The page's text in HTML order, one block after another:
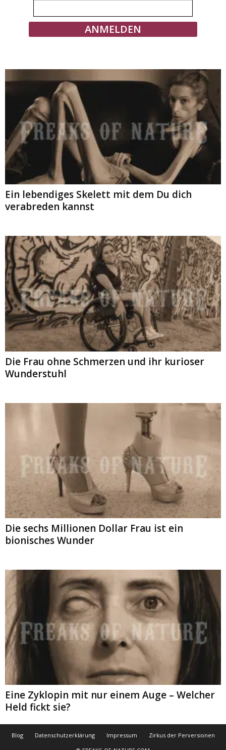
Ein lebendiges Skelett mit dem Du dich
verabreden kannst
Die Frau ohne Schmerzen und ihr kurioser
Wunderstuhl
Die sechs Millionen Dollar Frau ist ein
bionisches Wunder
Eine Zyklopin mit nur einem Auge – Welcher
Held fickt sie?
Blog Datenschutzerklärung Impressum
Zirkus der Perversionen